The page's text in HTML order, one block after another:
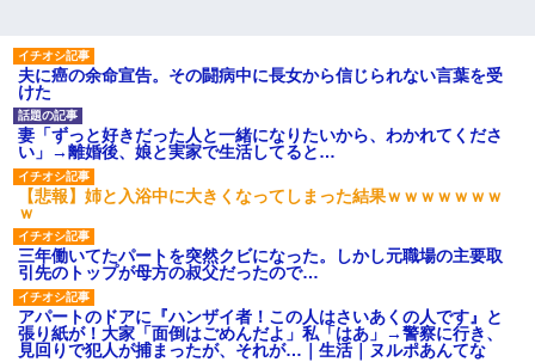
夫に癌の余命宣告。その闘病中に長女から信じられない言葉を受
けた
妻「ずっと好きだった人と一緒になりたいから、わかれてくださ
い」→離婚後、娘と実家で生活してると…
【悲報】姉と入浴中に大きくなってしまった結果ｗｗｗｗｗｗｗ
ｗ
三年働いてたパートを突然クビになった。しかし元職場の主要取
引先のトップが母方の叔父だったので…
アパートのドアに『ハンザイ者！この人はさいあくの人です』と
張り紙が！大家「面倒はごめんだよ」私「はあ」→警察に行き、
見回りで犯人が捕まったが、それが…｜生活｜ヌルポあんてな